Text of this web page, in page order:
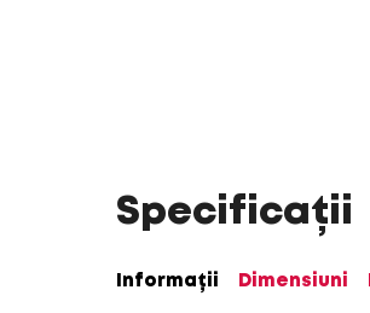
Specificații
Informații Dimensiuni